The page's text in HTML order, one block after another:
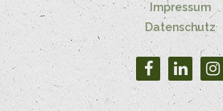
Impressum
Datenschutz